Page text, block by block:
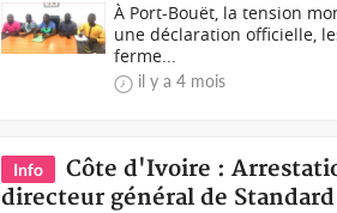
À Port-Bouët, la tension
une déclaration officielle,
ferme...
il y a 4 mois
Info
Côte d'Ivoire :
directeur général de